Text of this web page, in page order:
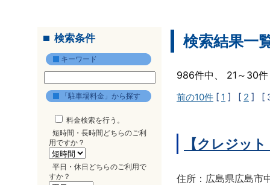
検索条件
キーワード
「駐車場料金」から探す
料金検索を行う。
短時間・長時間どちらのご利
用ですか？
平日・休日どちらのご利用で
すか？
検索結果一
986件中、 21～30
前の10件 [ 1 ] [ 2 ] [
【クレジッ
住所：広島県広島市